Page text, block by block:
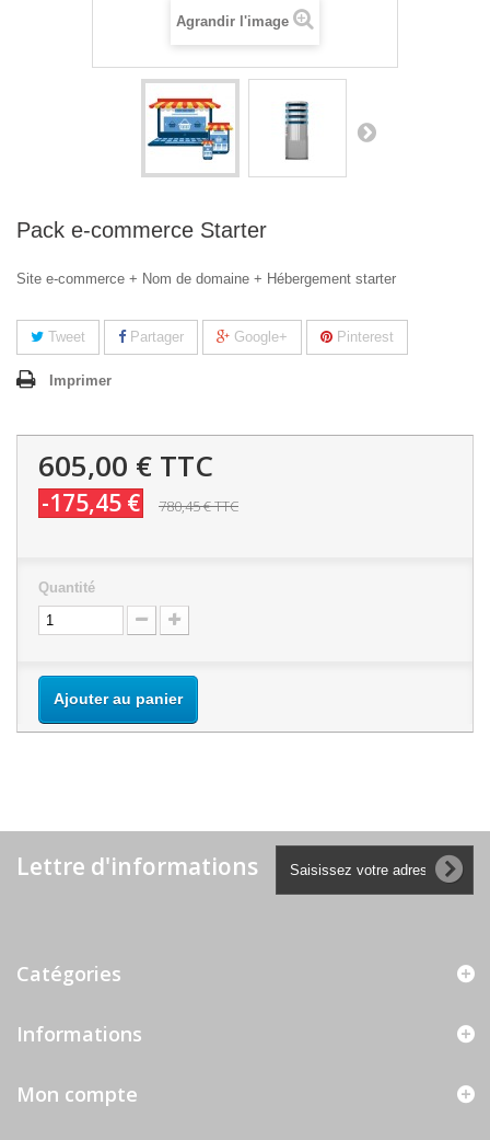
Agrandir l'image
Pack e-commerce Starter
Site e-commerce + Nom de domaine + Hébergement starter
Tweet Partager Google+ Pinterest
Imprimer
605,00 € TTC
-175,45 € 780,45 €TTC
Quantité
Ajouter au panier
Lettre d'informations
Catégories
Informations
Mon compte